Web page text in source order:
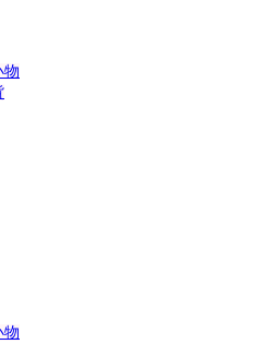
物
物